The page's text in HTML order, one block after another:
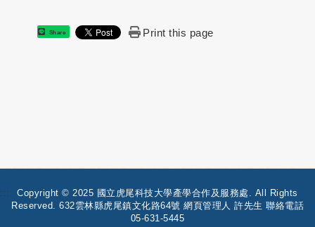
Share Print this page
:::
Copyright © 2025 國立虎尾科技大學產學合作及服務處. All Rights
Reserved. 632雲林縣虎尾鎮文化路64號 網頁管理人 許先生 聯絡電話
05-631-5445